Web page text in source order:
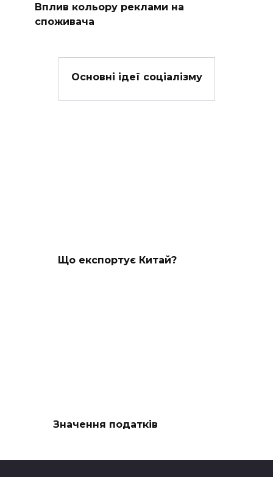
Вплив кольору реклами на
споживача
Основні ідеї соціалізму
Що експортує Китай?
Значення податків